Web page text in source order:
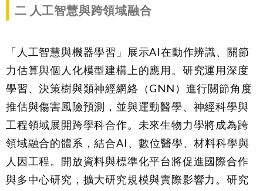
二 人工智慧與跨領域融合
「人工智慧與機器學習」展示AI在動作辨識、關節
力估算與個人化模型建構上的應用。研究運用深度
學習、決策樹與類神經網絡（GNN）進行關節角度
推估與傷害風險預測，並與運動醫學、神經科學與
工程領域展開跨學科合作。未來生物力學將成為跨
領域融合的體系，結合AI、數位醫學、材料科學與
人因工程。開放資料與標準化平台將促進國際合作
與多中心研究，擴大研究規模與實際影響力。研究